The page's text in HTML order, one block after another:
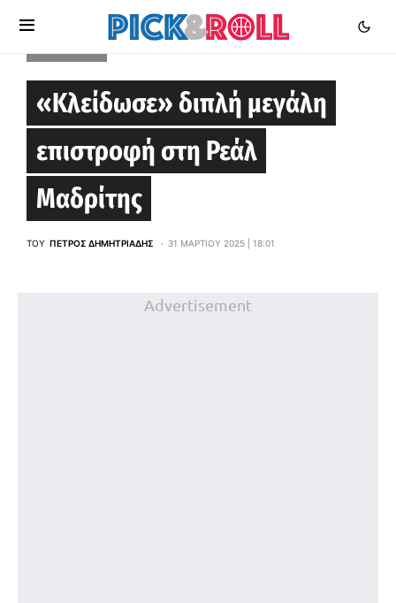
«Κλείδωσε» διπλή μεγάλη
επιστροφή στη Ρεάλ
Μαδρίτης
ΤΟΥ ΠΈΤΡΟΣ ΔΗΜΗΤΡΙΆΔΗΣ 31 ΜΑΡΤΊΟΥ 2025 | 18:01
Advertisement